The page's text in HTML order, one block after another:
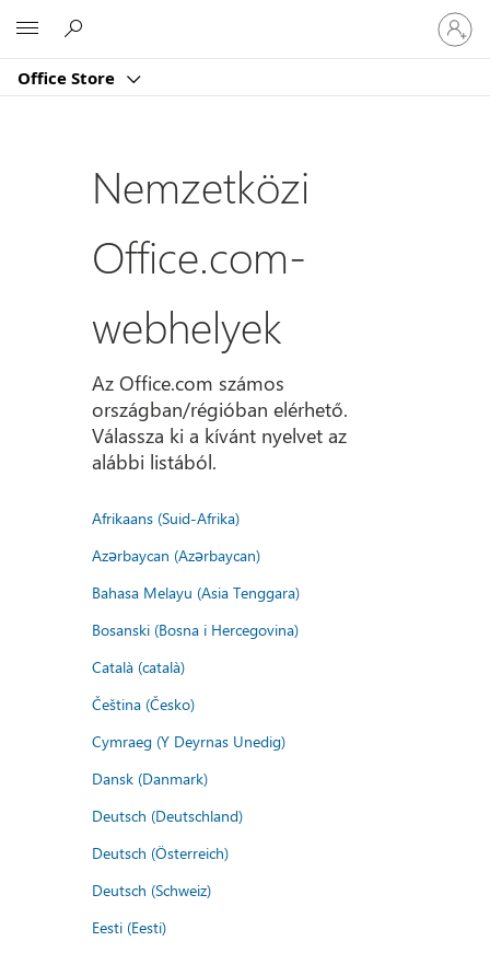
Office Store
be
a
Nemzetközi
Office.com-
webhelyek
Az Office.com számos
országban/régióban elérhető.
Válassza ki a kívánt nyelvet az
alábbi listából.
Afrikaans (Suid-Afrika)
Azərbaycan (Azərbaycan)
Bahasa Melayu (Asia Tenggara)
Bosanski (Bosna i Hercegovina)
Català (català)
Čeština (Česko)
Cymraeg (Y Deyrnas Unedig)
Dansk (Danmark)
Deutsch (Deutschland)
Deutsch (Österreich)
Deutsch (Schweiz)
Eesti (Eesti)